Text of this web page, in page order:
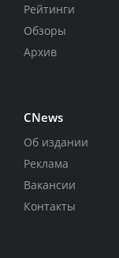
Рейтинги
Обзоры
Архив
CNews
Об издании
Реклама
Вакансии
Контакты